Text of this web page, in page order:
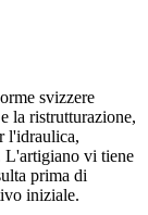
svizzere
la ristrutturazione,
l'idraulica,
L'artigiano vi tiene
prima di
iniziale.